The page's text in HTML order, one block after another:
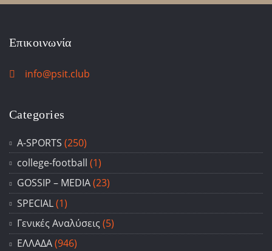
Επικοινωνία
info@psit.club
Categories
A-SPORTS (250)
college-football (1)
GOSSIP – ΜΕDIA(23)
SPECIAL(1)
Γενικές Αναλύσεις (5)
ΕΛΛΑΔΑ(946)